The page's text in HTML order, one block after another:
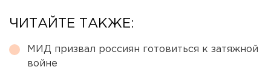
ЧИТАЙТЕ ТАКЖЕ:
МИД призвал россиян готовиться к затяжной
войне